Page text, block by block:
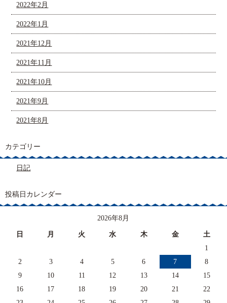
2022年2月
2022年1月
2021年12月
2021年11月
2021年10月
2021年9月
2021年8月
カテゴリー
日記
投稿日カレンダー
2026年8月
日 月 火 水 木 金
土
1
2
3 4 5 6 7
8
9
10 11 12 13 14
15
16
17 18 19 20 21
22